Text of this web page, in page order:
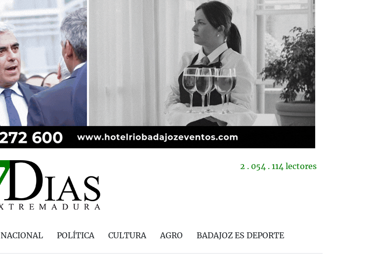
2 . 054 . 114 lectores
NACIONAL POLÍTICA CULTURA AGRO BADAJOZ ES DEPORTE